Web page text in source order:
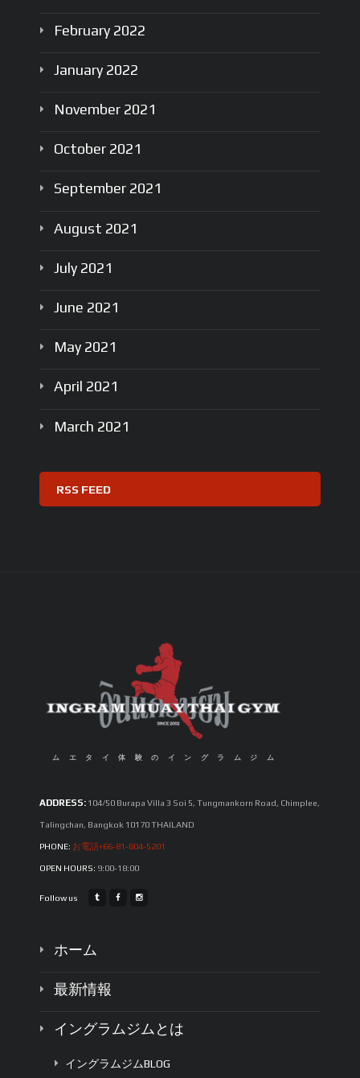
February 2022
January 2022
November 2021
October 2021
September 2021
August 2021
July 2021
June 2021
May 2021
April 2021
March 2021
RSS FEED
ムエタイ体験のイングラムジム
ADDRESS: 104/50 Burapa Villa 3 Soi 5, Tungmankorn Road, Chimplee,
Talingchan, Bangkok 10170 THAILAND
PHONE: お電話+66-81-804-5201
OPEN HOURS: 9:00-18:00
Follow us
ホーム
最新情報
イングラムジムとは
イングラムジムBLOG